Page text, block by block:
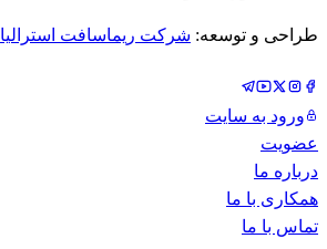
طراحی و توسعه: شرکت ریماسافت استرالیا
ورود به سایت
عضویت
درباره ما
همکاری با ما
تماس با ما